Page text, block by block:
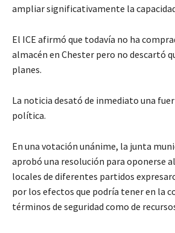
ampliar significativamente la
El ICE afirmó que todavía no ha
almacén en Chester pero no descartó
planes.
La noticia desató de inmediato una
política.
En una votación unánime, la junta
aprobó una resolución para oponerse
locales de diferentes partidos
por los efectos que podría tener en la
términos de seguridad como de